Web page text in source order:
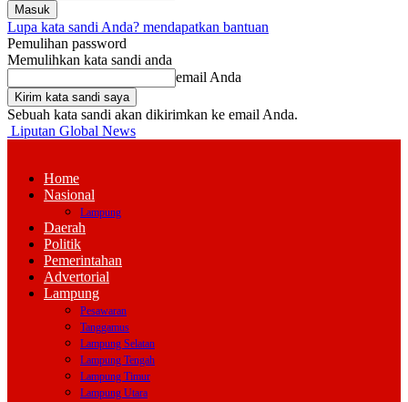
Lupa kata sandi Anda? mendapatkan bantuan
Pemulihan password
Memulihkan kata sandi anda
email Anda
Sebuah kata sandi akan dikirimkan ke email Anda.
Liputan Global News
Home
Nasional
Lampung
Daerah
Politik
Pemerintahan
Advertorial
Lampung
Pesawaran
Tanggamus
Lampung Selatan
Lampung Tengah
Lampung Timur
Lampung Utara